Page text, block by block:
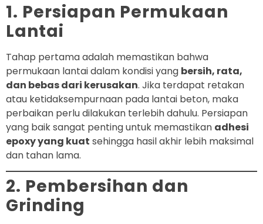
1. Persiapan Permukaan
Lantai
Tahap pertama adalah memastikan bahwa
permukaan lantai dalam kondisi yang bersih, rata,
dan bebas dari kerusakan. Jika terdapat retakan
atau ketidaksempurnaan pada lantai beton, maka
perbaikan perlu dilakukan terlebih dahulu. Persiapan
yang baik sangat penting untuk memastikan adhesi
epoxy yang kuat sehingga hasil akhir lebih maksimal
dan tahan lama.
2. Pembersihan dan
Grinding